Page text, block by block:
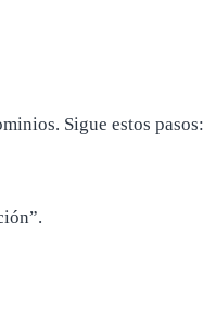
Sigue estos pasos: